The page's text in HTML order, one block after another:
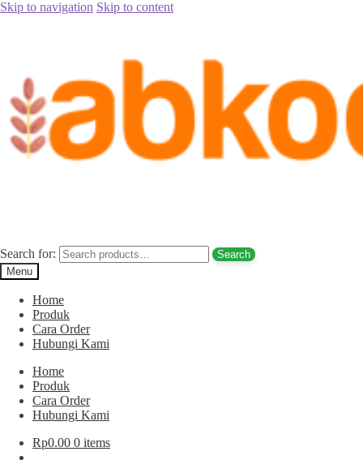
Skip to navigation Skip to content
Search for:
Search
Menu
Home
Produk
Cara Order
Hubungi Kami
Home
Produk
Cara Order
Hubungi Kami
Rp0.00 0 items
Jual Kurma Tanpa Biji
Tanpa Biji Ogan Komering Ulu Sel. Hub. 085780148484
Posted onSeptember 11, 2017 September 12, 2017 by Rina Rina
Jual Kurma Tunisia Tanpa Biji Ogan
Komering Ulu Sel. Hub. 085780148484